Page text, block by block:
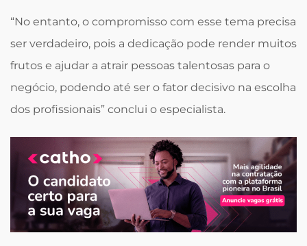
“No entanto, o compromisso com esse tema precisa
ser verdadeiro, pois a dedicação pode render muitos
frutos e ajudar a atrair pessoas talentosas para o
negócio, podendo até ser o fator decisivo na escolha
dos profissionais” conclui o especialista.